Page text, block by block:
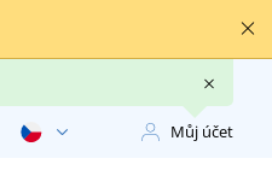
Můj účet